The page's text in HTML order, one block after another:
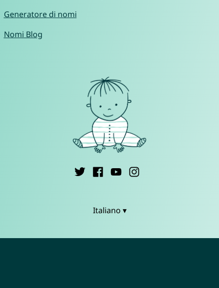
Generatore di nomi
Nomi Blog
Italiano ▾